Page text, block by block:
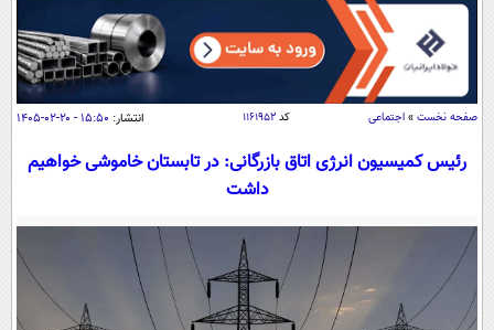
سواد زندگی
اقتصاد
اقتصادی
خودرو
جامعه
اجتماعی
حوادث
سلامت
یک برش دانایی
ورزشی
بین الملل
سیاست خارجی
فرهنگ و هنر
علم و دانش
صفحه نخست » اجتماعی کد ۱۱۶۱۹۵۲ انتشار: ۱۵:۵۰ - ۲۰-۰۲-۱۴۰۵
رئیس کمیسیون انرژی اتاق بازرگانی: در تابستان خاموشی خواهیم
داشت